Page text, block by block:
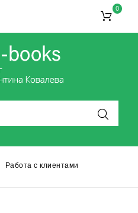
0
Работа с клиентами